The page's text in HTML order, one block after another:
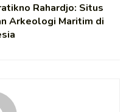
Rahardjo: Situs
Arkeologi Maritim di